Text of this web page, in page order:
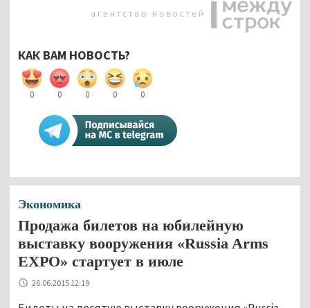
КАК ВАМ НОВОСТЬ?
0 0 0 0 0
Экономика
Продажа билетов на юбилейную
выставку вооружения «Russia Arms
EXPO» стартует в июле
26.06.2015 12:19